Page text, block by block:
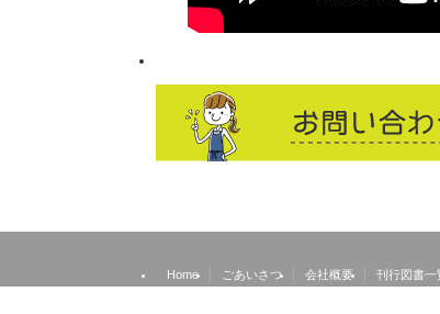
Home ごあいさつ 会社概要 刊行図書一